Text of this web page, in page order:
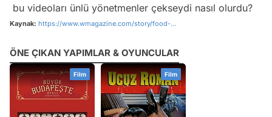
bu videoları ünlü yönetmenler çekseydi nasıl olurdu?
Kaynak: https://www.wmagazine.com/story/food-...
ÖNE ÇIKAN YAPIMLAR & OYUNCULAR
Film Film